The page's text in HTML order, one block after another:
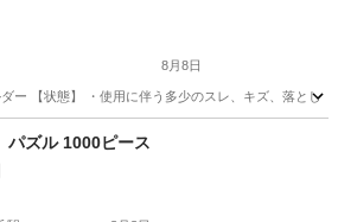
8月8日
ー 【状態】 ・使用に伴う多少のスレ、キズ、落と
ゃ キーホルダー
ズル 1000ピース